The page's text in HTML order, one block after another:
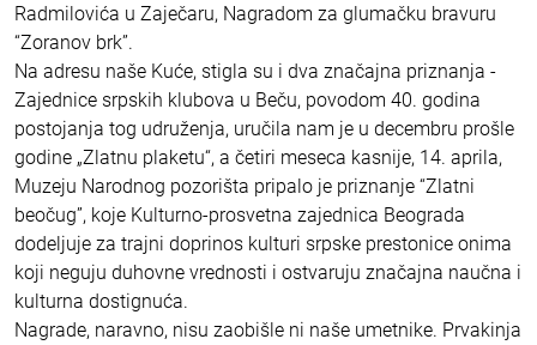
Radmilovića u Zaječaru, Nagradom za glumačku bravuru
“Zoranov brk”.
Na adresu naše Kuće, stigla su i dva značajna priznanja -
Zajednice srpskih klubova u Beču, povodom 40. godina
postojanja tog udruženja, uručila nam je u decembru prošle
godine „Zlatnu plaketu“, a četiri meseca kasnije, 14. aprila,
Muzeju Narodnog pozorišta pripalo je priznanje “Zlatni
beočug”, koje Kulturno-prosvetna zajednica Beograda
dodeljuje za trajni doprinos kulturi srpske prestonice onima
koji neguju duhovne vrednosti i ostvaruju značajna naučna i
kulturna dostignuća.
Nagrade, naravno, nisu zaobišle ni naše umetnike. Prvakinja